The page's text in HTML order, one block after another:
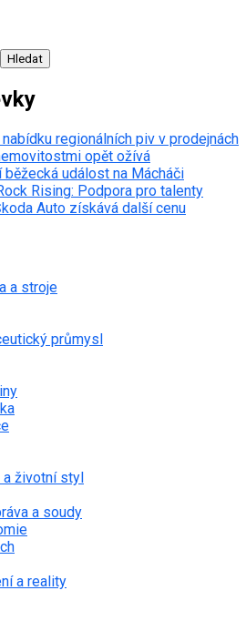
Hledat
regionálních piv v prodejnách
opět ožívá
událost na Mácháči
Rising: Podpora pro talenty
Auto získává další cenu
a stroje
průmysl
životní styl
a soudy
a reality